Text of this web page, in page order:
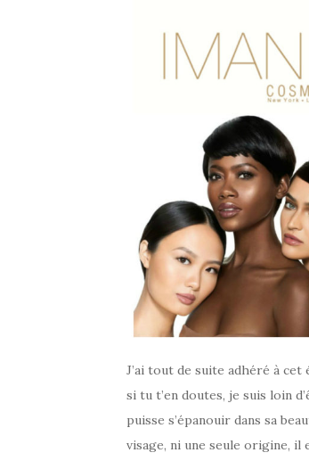
J’ai tout de suite adhéré à
si tu t’en doutes, je suis loin
puisse s’épanouir dans sa
visage, ni une seule origine,